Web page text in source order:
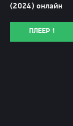
(2024) онлайн
ПЛЕЕР 1